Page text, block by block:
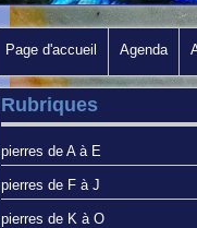
Page d'accueil Agenda
Rubriques
pierres de A à E
pierres de F à J
pierres de K à O